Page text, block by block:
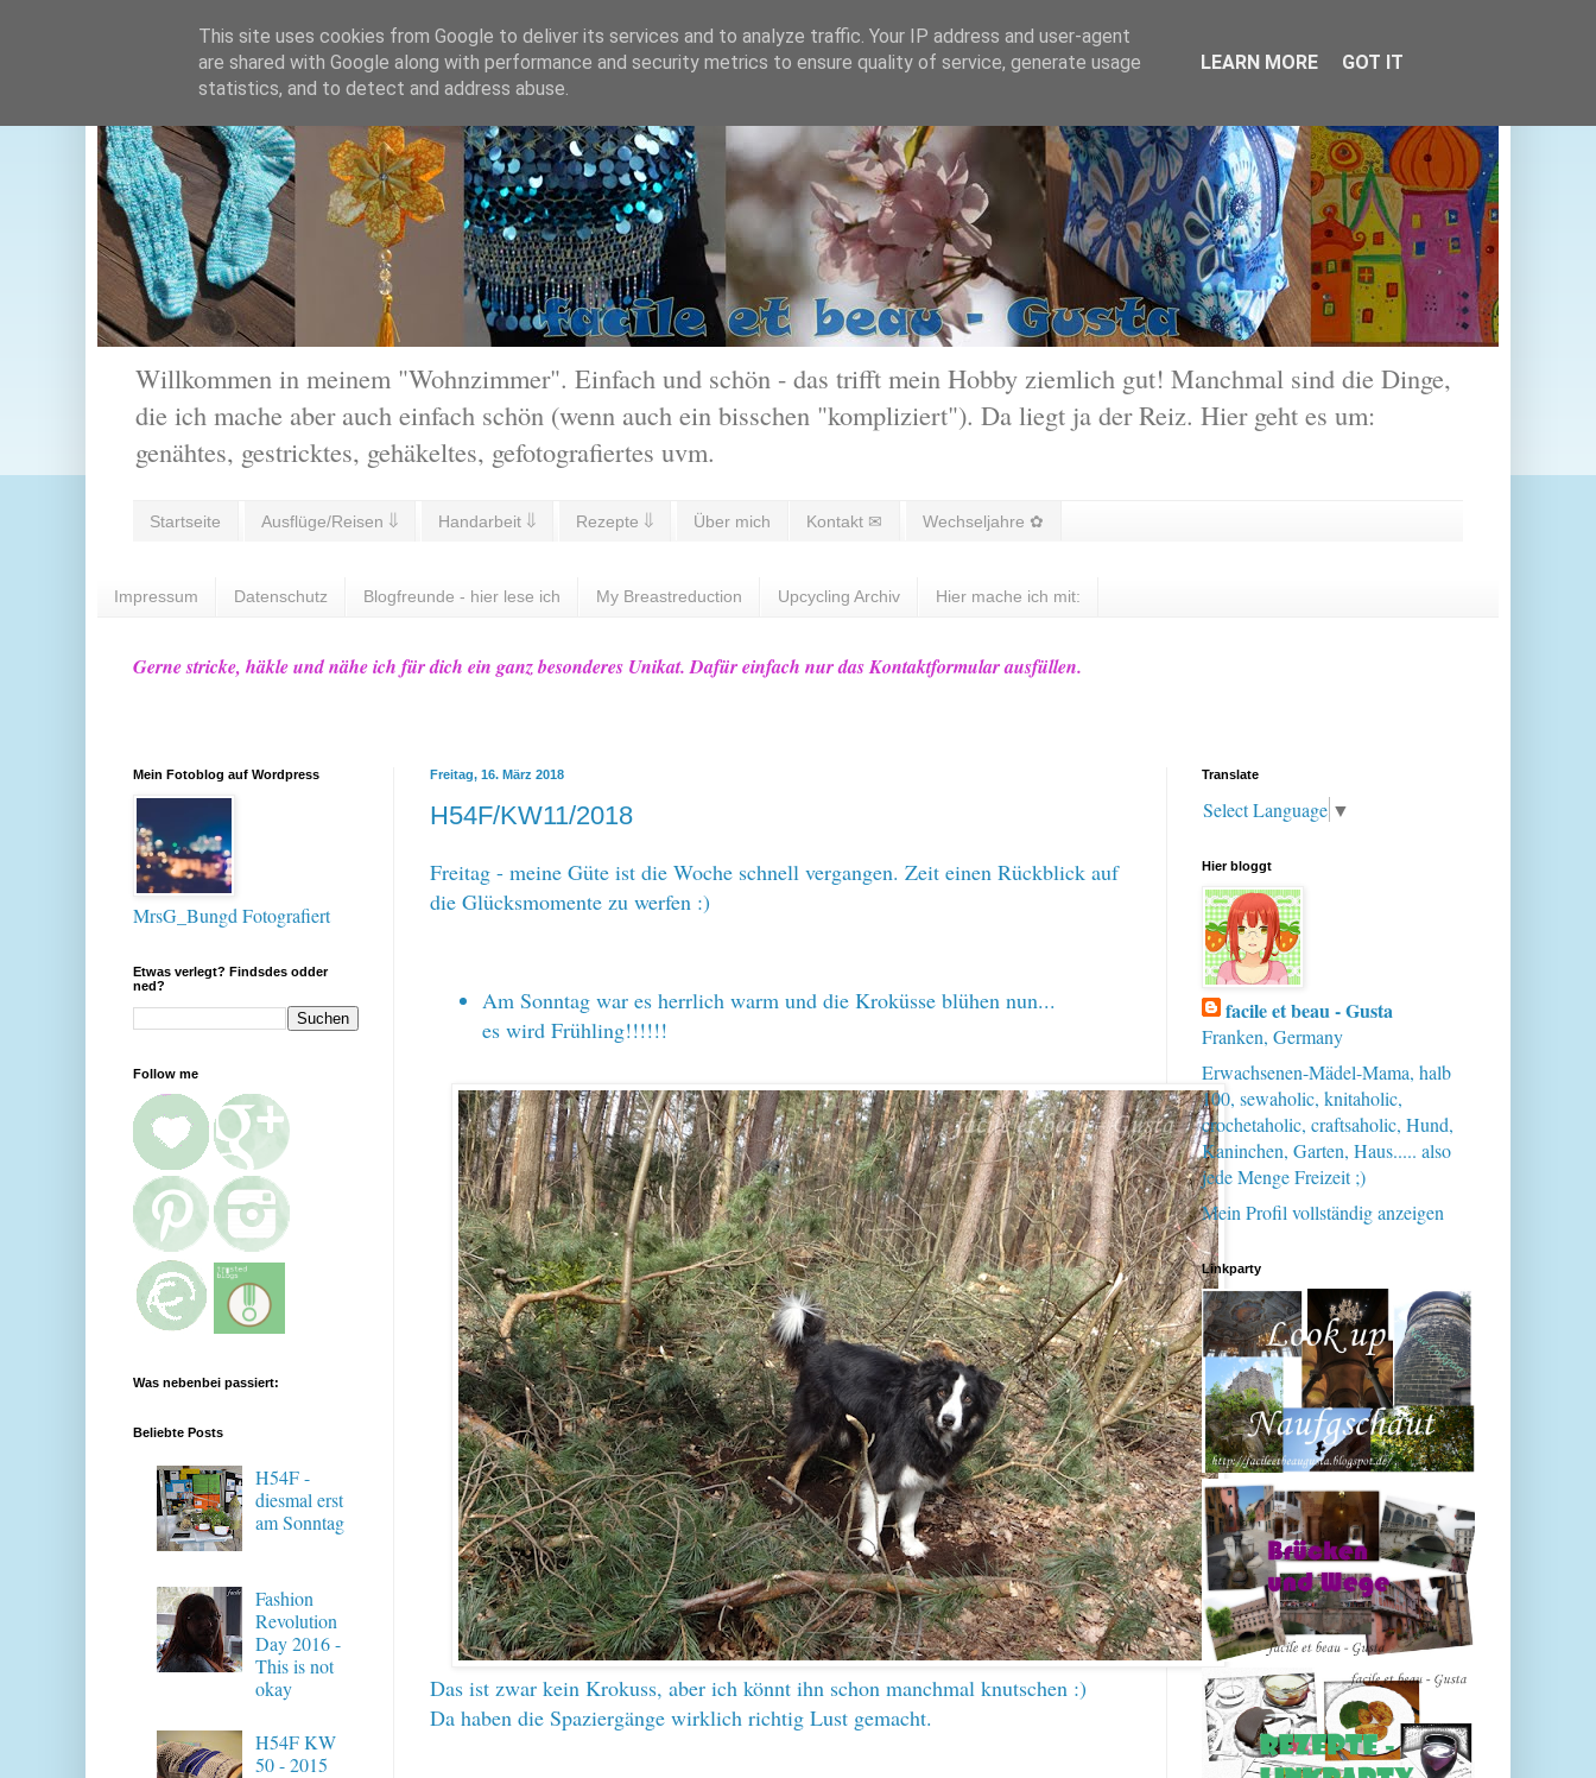
Willkommen in meinem "Wohnzimmer". Einfach und schön - das trifft mein Hobby ziemlich gut! Manchmal sind die Dinge,
die ich mache aber auch einfach schön (wenn auch ein bisschen "kompliziert"). Da liegt ja der Reiz. Hier geht es um:
genähtes, gestricktes, gehäkeltes, gefotografiertes uvm.
Startseite Ausflüge/Reisen ⇓ Handarbeit ⇓ Rezepte ⇓ Über mich Kontakt ✉ Wechseljahre ✿
Impressum Datenschutz Blogfreunde - hier lese ich My Breastreduction Upcycling Archiv Hier mache ich mit:
Gerne stricke, häkle und nähe ich für dich ein ganz besonderes Unikat. Dafür einfach nur das Kontaktformular ausfüllen.
Freitag, 16. März 2018
H54F/KW11/2018
Freitag - meine Güte ist die Woche schnell vergangen. Zeit einen Rückblick auf
die Glücksmomente zu werfen :)
Am Sonntag war es herrlich warm und die Kroküsse blühen nun...
es wird Frühling!!!!!!
Das ist zwar kein Krokuss, aber ich könnt ihn schon manchmal knutschen :)
Da haben die Spaziergänge wirklich richtig Lust gemacht.
Mein Fotoblog auf Wordpress
MrsG_Bungd Fotografiert
Etwas verlegt? Findsdes odder
ned?
Follow me
Was nebenbei passiert:
Beliebte Posts
H54F -
diesmal erst
am Sonntag
Fashion
Revolution
Day 2016 -
This is not
okay
H54F KW
50 - 2015
Translate
Select Language ▼
Hier bloggt
facile et beau - Gusta
Franken, Germany
Erwachsenen-Mädel-Mama, halb
100, sewaholic, knitaholic,
crochetaholic, craftsaholic, Hund,
Kaninchen, Garten, Haus..... also
jede Menge Freizeit ;)
Mein Profil vollständig anzeigen
Linkparty
This site uses cookies from Google to deliver its services and to analyze traffic. Your IP address and user-agent
are shared with Google along with performance and security metrics to ensure quality of service, generate usage
statistics, and to detect and address abuse.
LEARN MORE GOT IT